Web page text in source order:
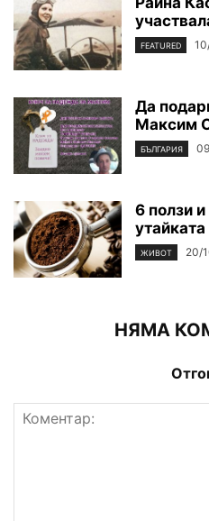
FEATURED
Да
Максим
БЪЛГАРИЯ
6 ползи
ЖИВОТ 20/
НЯМА